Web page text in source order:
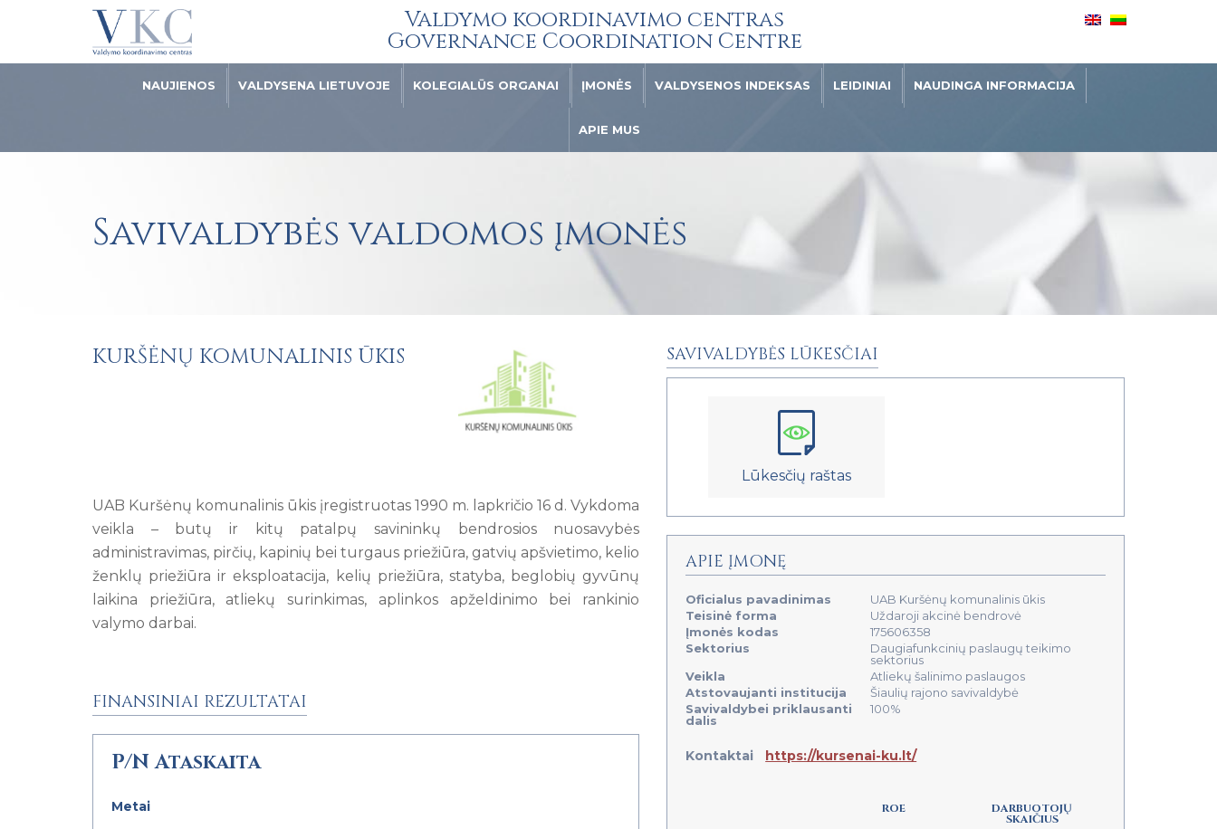
Valdymo koordinavimo centras
Governance Coordination Centre
NAUJIENOS VALDYSENA LIETUVOJE KOLEGIALŪS ORGANAI ĮMONĖS VALDYSENOS INDEKSAS LEIDINIAI NAUDINGA INFORMACIJA
APIE MUS
Savivaldybės valdomos įmonės
KURŠĖNŲ KOMUNALINIS ŪKIS
UAB Kuršėnų komunalinis ūkis įregistruotas 1990 m. lapkričio 16 d. Vykdoma
veikla – butų ir kitų patalpų savininkų bendrosios nuosavybės
administravimas, pirčių, kapinių bei turgaus priežiūra, gatvių apšvietimo, kelio
ženklų priežiūra ir eksploatacija, kelių priežiūra, statyba, beglobių gyvūnų
laikina priežiūra, atliekų surinkimas, aplinkos apželdinimo bei rankinio
valymo darbai.
FINANSINIAI REZULTATAI
P/N Ataskaita
Metai
SAVIVALDYBĖS LŪKESČIAI
Lūkesčių raštas
APIE ĮMONĘ
Oficialus pavadinimas
UAB Kuršėnų komunalinis ūkis
Teisinė forma
Uždaroji akcinė bendrovė
Įmonės kodas
175606358
Sektorius
Daugiafunkcinių paslaugų teikimo
sektorius
Veikla
Atliekų šalinimo paslaugos
Atstovaujanti institucija
Šiaulių rajono savivaldybė
Savivaldybei priklausanti
dalis
100%
Kontaktai https://kursenai-ku.lt/
ROE DARBUOTOJŲ
SKAIČIUS